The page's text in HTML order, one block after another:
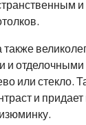
и
и
или стекло.
и